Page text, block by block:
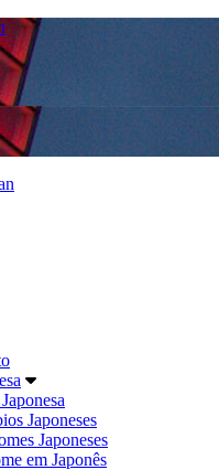
Japoneses
Japoneses
em Japonês